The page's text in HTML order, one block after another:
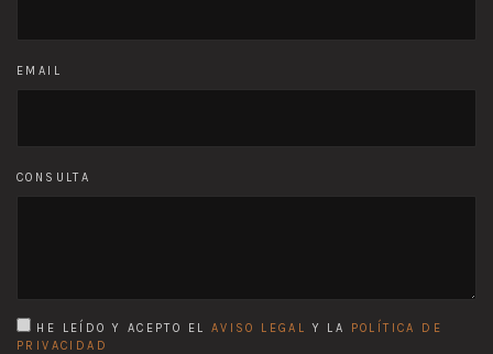
EMAIL
CONSULTA
HE LEÍDO Y ACEPTO EL AVISO LEGAL Y LA
POLÍTICA DE
PRIVACIDAD